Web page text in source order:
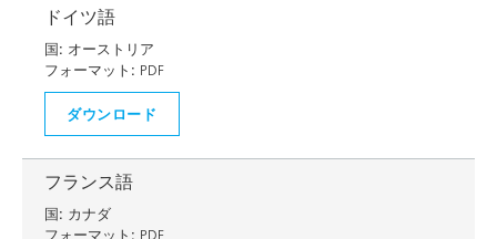
ドイツ語
国: オーストリア
フォーマット: PDF
ダウンロード
フランス語
国: カナダ
フォーマット: PDF